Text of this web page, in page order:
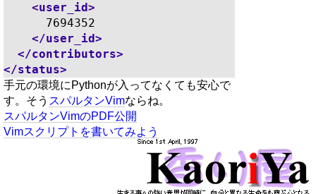
<user_id>
      7694352
</user_id>
</contributors>
</status>
手元の環境にPythonが入ってなくても安心で
す。そう スパルタンVimならね。
スパルタンVimのPDF公開
Vimスクリプトを書いてみよう